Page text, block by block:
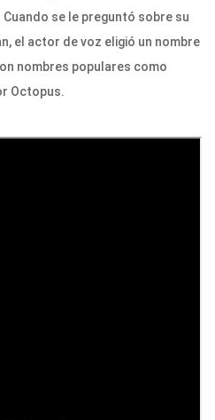
Cuando se le preguntó sobre su
el actor de voz eligió un nombre
nombres populares como
Octopus.